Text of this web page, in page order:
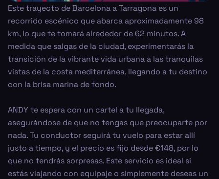
Este trayecto de Barcelona a Tarragona es un
recorrido escénico que abarca aproximadamente 98
km, lo que te tomará alrededor de 62 minutos. A
medida que salgas de la ciudad, experimentarás la
transición de la vibrante vida urbana a las tranquilas
vistas de la costa mediterránea, llegando a tu destino
con la brisa marina de fondo.
ANDY te espera con un cartel a tu llegada,
asegurándose de que no tengas que preocuparte por
nada. Tu conductor seguirá tu vuelo para estar allí
justo a tiempo, y el precio es fijo desde €148, por lo
que no tendrás sorpresas. Este servicio es ideal si
estás viajando con equipaje o simplemente deseas un